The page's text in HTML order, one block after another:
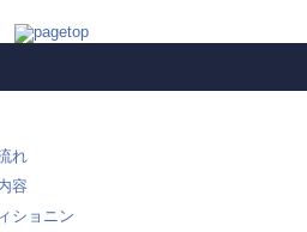
れ
容
ショニン